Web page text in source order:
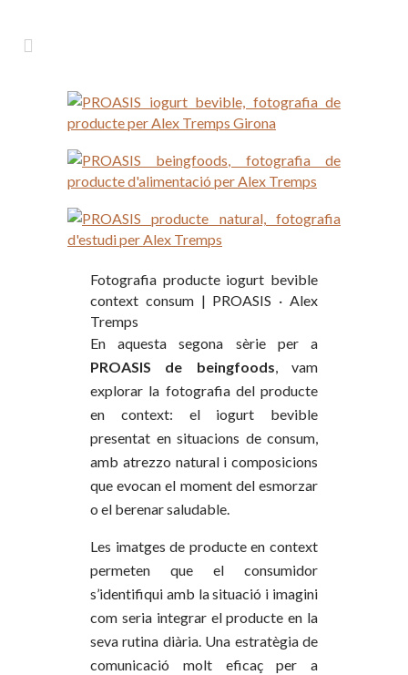
Fotografia producte iogurt bevible
context consum | PROASIS · Alex
Tremps
En aquesta segona sèrie per a
PROASIS de beingfoods, vam
explorar la fotografia del producte
en context: el iogurt bevible
presentat en situacions de consum,
amb atrezzo natural i composicions
que evocan el moment del esmorzar
o el berenar saludable.
Les imatges de producte en context
permeten que el consumidor
s’identifiqui amb la situació i imagini
com seria integrar el producte en la
seva rutina diària. Una estratègia de
comunicació molt eficaç per a